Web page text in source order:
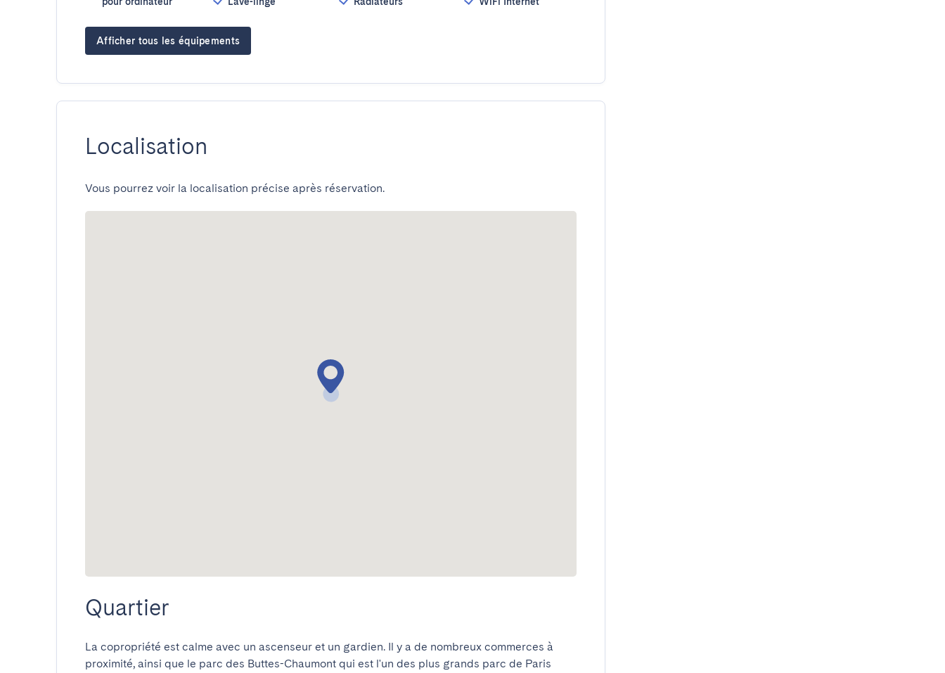
Afficher tous les équipements
Localisation
Vous pourrez voir la localisation précise après réservation.
Quartier
La copropriété est calme avec un ascenseur et un gardien. Il y a de nombreux commerces à
proximité, ainsi que le parc des Buttes-Chaumont qui est l'un des plus grands parc de Paris